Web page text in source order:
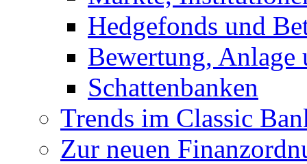
Hedgefonds und
Bewertung, Anlage
Schattenbanken
Trends im Classic
Zur neuen